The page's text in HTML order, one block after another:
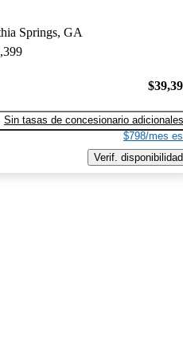
Springs, GA
Sin tasas de concesionario adicionales
$798/mes
Verif. disponibilidad